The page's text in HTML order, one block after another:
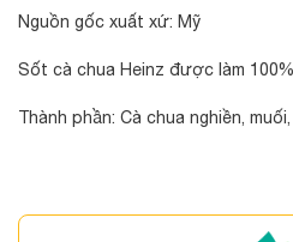
Nguồn gốc xuất xứ: Mỹ
Sốt cà chua Heinz được làm
Thành phần: Cà chua nghiền,